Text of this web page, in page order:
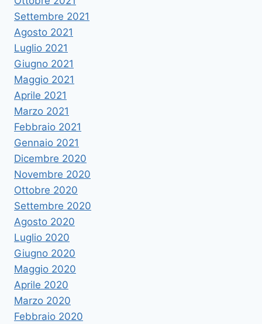
Settembre 2021
Agosto 2021
Luglio 2021
Giugno 2021
Maggio 2021
Aprile 2021
Marzo 2021
Febbraio 2021
Gennaio 2021
Dicembre 2020
Novembre 2020
Ottobre 2020
Settembre 2020
Agosto 2020
Luglio 2020
Giugno 2020
Maggio 2020
Aprile 2020
Marzo 2020
Febbraio 2020